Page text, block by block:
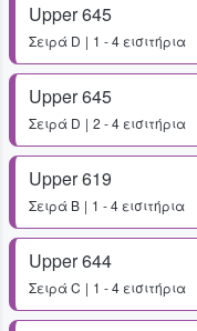
Upper 645
Σειρά D 1 - 4 εισιτήρια
Upper 645
Σειρά D 2 - 4 εισιτήρια
Upper 619
Σειρά B 1 - 4 εισιτήρια
Upper 644
ΣειράC 1 - 4 εισιτήρια